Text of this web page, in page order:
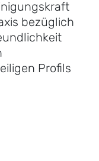
bezüglich
Profils